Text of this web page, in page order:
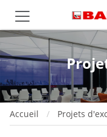
Accueil Projets